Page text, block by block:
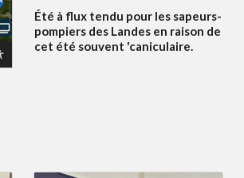
Été à flux tendu pour les sapeurs-
pompiers des Landes en raison de
cet été souvent 'caniculaire.